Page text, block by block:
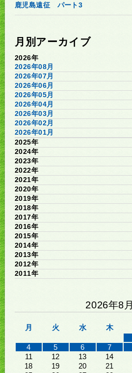
鹿児島遠征 パート3
月別アーカイブ
2026年
2026年08月
2026年07月
2026年06月
2026年05月
2026年04月
2026年03月
2026年02月
2026年01月
2025年
2024年
2023年
2022年
2021年
2020年
2019年
2018年
2017年
2016年
2015年
2014年
2013年
2012年
2011年
2026年8月
月 火 水 木
4
5 6 7
11
12 13 14
18
19 20 21